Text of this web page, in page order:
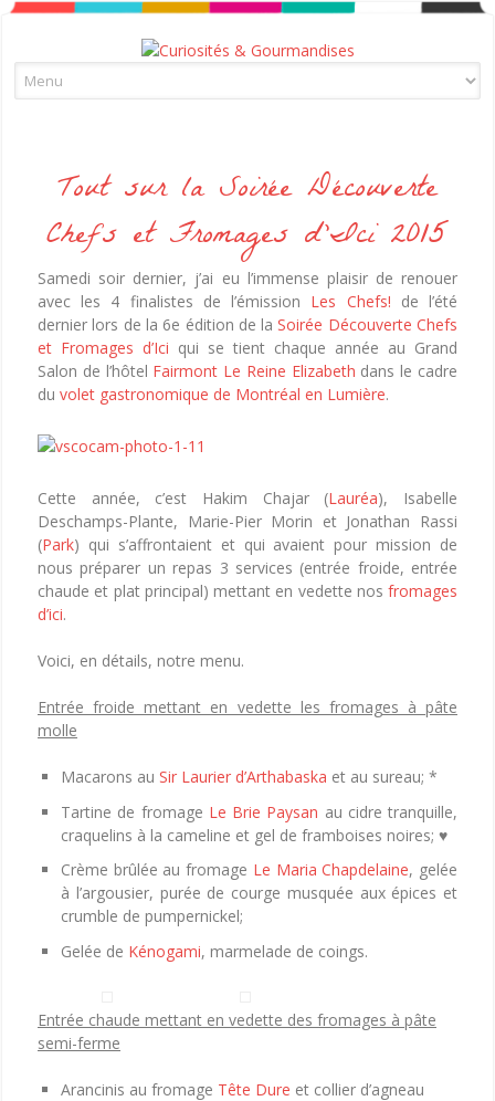
Tout sur la Soirée Découverte
Chefs et Fromages d’Ici 2015
Samedi soir dernier, j’ai eu l’immense plaisir de renouer
avec les 4 finalistes de l’émission Les Chefs! de l’été
dernier lors de la 6e édition de laSoirée Découverte Chefs
et Fromages d’Ici qui se tient chaque année au Grand
Salon de l’hôtel Fairmont Le Reine Elizabeth dans le cadre
du volet gastronomique de Montréal en Lumière.
Cette année, c’est Hakim Chajar (Lauréa), Isabelle
Deschamps-Plante, Marie-Pier Morin et Jonathan Rassi
(Park) qui s’affrontaient et qui avaient pour mission de
nous préparer un repas 3 services (entrée froide, entrée
chaude et plat principal) mettant en vedette nos fromages
d’ici.
Voici, en détails, notre menu.
Entrée froide mettant en vedette les fromages à pâte
molle
Macarons au Sir Laurier d’Arthabaska et au sureau; *
Tartine de fromage Le Brie Paysan au cidre tranquille,
craquelins à la cameline et gel de framboises noires; ♥
Crème brûlée au fromage Le Maria Chapdelaine, gelée
à l’argousier, purée de courge musquée aux épices et
crumble de pumpernickel;
Gelée de Kénogami, marmelade de coings.
Entrée chaude mettant en vedette des fromages à pâte
semi-ferme
Arancinis au fromage Tête Dure et collier d’agneau